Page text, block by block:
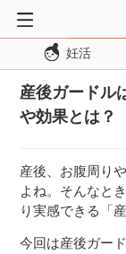
トップページ
妊活
妊娠・出産
妊娠初期
妊娠中期
妊娠後期
妊活
産後ガードル
や効果とは？
産後、お腹周り
よね。そんなと
り実感できる「
今回は産後ガー